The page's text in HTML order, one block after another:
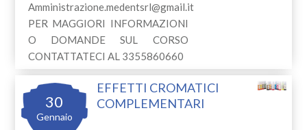
Amministrazione.medentsrl@gmail.it
PER MAGGIORI INFORMAZIONI
O DOMANDE SUL CORSO
CONTATTATECI AL 3355860660
30
Gennaio
EFFETTI CROMATICI
COMPLEMENTARI